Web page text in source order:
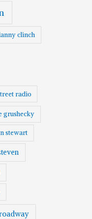
clinch
radio
grushecky
stewart